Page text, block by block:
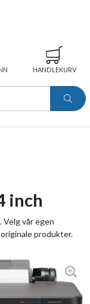
HANDLEKURV
inch
Velg vår egen
produkter.